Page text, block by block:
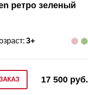
ретро зеленый
3+
17 500 руб.